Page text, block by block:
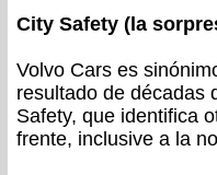
City Safety (la
Volvo Cars es
resultado de décadas
Safety, que identifica
frente, inclusive a la